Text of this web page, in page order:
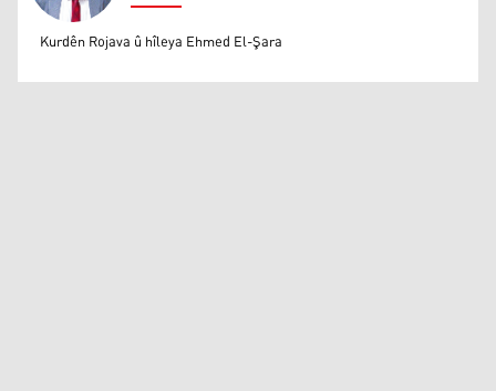
Mihemed Eli Destmalî
Kurdên Rojava û hîleya Ehmed El-Şara